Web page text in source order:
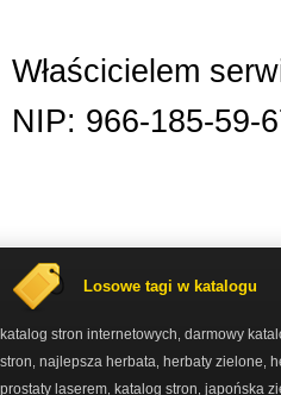
Właścicielem
NIP: 966-185-59-
Losowe tagi w katalogu
katalog stron internetowych darmowy
stron najlepsza herbata herbaty zielone
prostaty laserem katalog stron japońska